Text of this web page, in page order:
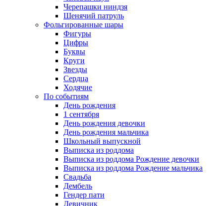
Черепашки ниндзя
Щенячий патруль
Фольгированные шары
Фигуры
Цифры
Буквы
Круги
Звезды
Сердца
Ходячие
По событиям
День рождения
1 сентября
День рождения девочки
День рождения мальчика
Школьный выпускной
Выписка из роддома
Выписка из роддома Рождение девочки
Выписка из роддома Рождение мальчика
Свадьба
Дембель
Гендер пати
Девичник